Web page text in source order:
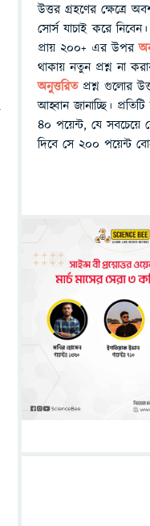
উত্তর গ্রহণের ক্ষেত্রে
সোর্স যাচাই করে
প্রায় ২০০+ এর উপর
থাকায় নতুন প্রশ্ন না
অনুত্তরিত প্রশ্ন গুলোর
আহ্বান জানাচ্ছি।
৪০ পয়েন্ট, যে সবচেয়ে
দিবে সে ২০০ পয়েন্ট